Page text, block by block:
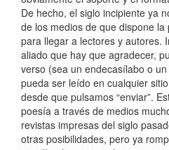
De hecho, el siglo incipiente ya
de los medios de que dispone
para llegar a lectores y autores.
aliado que hay que agradecer,
verso (sea un endecasílabo o
pueda ser leído en cualquier
desde que pulsamos “enviar”.
poesía a través de medios
revistas impresas del siglo
otras posibilidades, pero ya